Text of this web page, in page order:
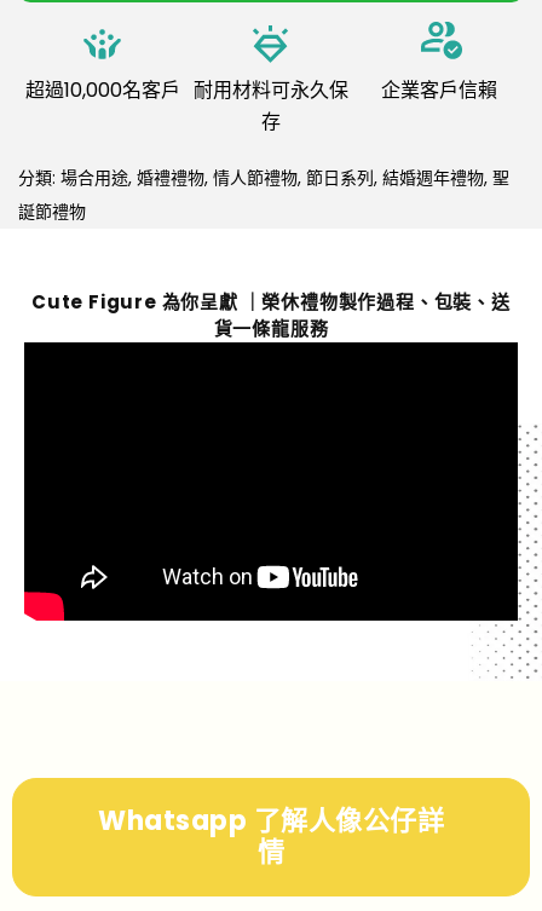
超過10,000名客戶 耐用材料可永久保
存
企業客戶信賴
分類: 場合用途, 婚禮禮物, 情人節禮物, 節日系列, 結婚週年禮物, 聖
誕節禮物
Cute Figure 為你呈獻 ｜榮休禮物製作過程、包裝、送
貨一條龍服務
Whatsapp 了解人像公仔詳
情